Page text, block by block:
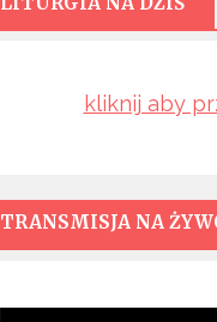
kliknij aby
TRANSMISJA NA